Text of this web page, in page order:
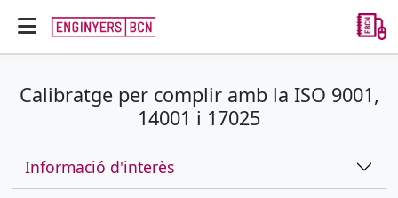
Calibratge per complir amb la ISO 9001,
14001 i 17025
Informació d'interès